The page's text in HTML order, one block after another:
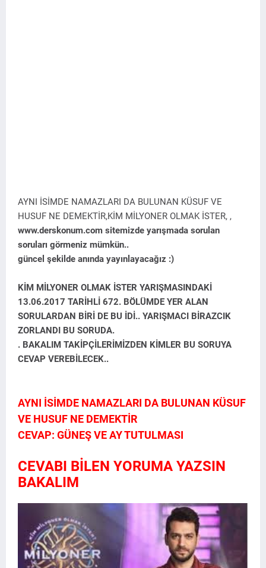
AYNI İSİMDE NAMAZLARI DA BULUNAN KÜSUF VE
HUSUF NE DEMEKTİR,KİM MİLYONER OLMAK İSTER, ,
www.derskonum.com sitemizde yarışmada sorulan
soruları görmeniz mümkün..
güncel şekilde anında yayınlayacağız :)
KİM MİLYONER OLMAK İSTER YARIŞMASINDAKİ
13.06.2017 TARİHLİ 672. BÖLÜMDE YER ALAN
SORULARDAN BİRİ DE BU İDİ.. YARIŞMACI BİRAZCIK
ZORLANDI BU SORUDA.
. BAKALIM TAKİPÇİLERİMİZDEN KİMLER BU SORUYA
CEVAP VEREBİLECEK..
AYNI İSİMDE NAMAZLARI DA BULUNAN KÜSUF
VE HUSUF NE DEMEKTİR
CEVAP: GÜNEŞ VE AY TUTULMASI
CEVABI BİLEN YORUMA YAZSIN
BAKALIM